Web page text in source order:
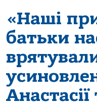
«Наші
батьки